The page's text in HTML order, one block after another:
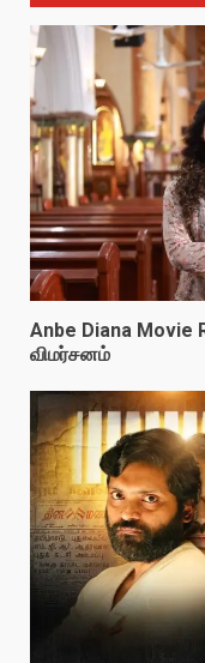
Anbe Diana Movie
விமர்சனம்